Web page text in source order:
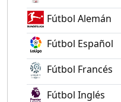
Fútbol Alemán
Fútbol Español
Fútbol Francés
Fútbol Inglés